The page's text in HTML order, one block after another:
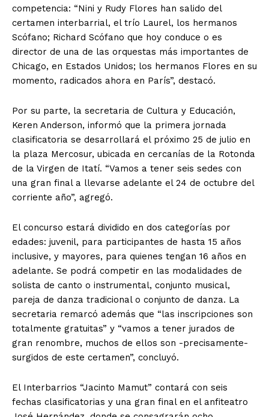
competencia: “Nini y Rudy Flores han salido del
certamen interbarrial, el trío Laurel, los hermanos
Scófano; Richard Scófano que hoy conduce o es
director de una de las orquestas más importantes de
Chicago, en Estados Unidos; los hermanos Flores en su
momento, radicados ahora en París”, destacó.
Por su parte, la secretaria de Cultura y Educación,
Keren Anderson, informó que la primera jornada
clasificatoria se desarrollará el próximo 25 de julio en
la plaza Mercosur, ubicada en cercanías de la Rotonda
de la Virgen de Itatí. “Vamos a tener seis sedes con
una gran final a llevarse adelante el 24 de octubre del
corriente año”, agregó.
El concurso estará dividido en dos categorías por
edades: juvenil, para participantes de hasta 15 años
inclusive, y mayores, para quienes tengan 16 años en
adelante. Se podrá competir en las modalidades de
solista de canto o instrumental, conjunto musical,
pareja de danza tradicional o conjunto de danza. La
secretaria remarcó además que “las inscripciones son
totalmente gratuitas” y “vamos a tener jurados de
gran renombre, muchos de ellos son -precisamente-
surgidos de este certamen”, concluyó.
El Interbarrios “Jacinto Mamut” contará con seis
fechas clasificatorias y una gran final en el anfiteatro